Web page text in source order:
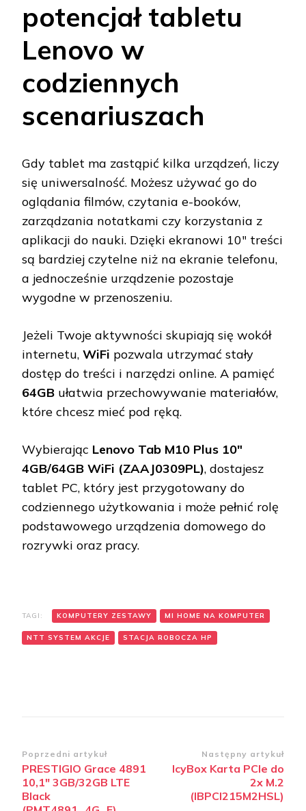
potencjał tabletu
Lenovo w
codziennych
scenariuszach
Gdy tablet ma zastąpić kilka urządzeń, liczy
się uniwersalność. Możesz używać go do
oglądania filmów, czytania e-booków,
zarządzania notatkami czy korzystania z
aplikacji do nauki. Dzięki ekranowi 10" treści
są bardziej czytelne niż na ekranie telefonu,
a jednocześnie urządzenie pozostaje
wygodne w przenoszeniu.
Jeżeli Twoje aktywności skupiają się wokół
internetu, WiFi pozwala utrzymać stały
dostęp do treści i narzędzi online. A pamięć
64GB ułatwia przechowywanie materiałów,
które chcesz mieć pod ręką.
Wybierając Lenovo Tab M10 Plus 10"
4GB/64GB WiFi (ZAAJ0309PL), dostajesz
tablet PC, który jest przygotowany do
codziennego użytkowania i może pełnić rolę
podstawowego urządzenia domowego do
rozrywki oraz pracy.
TAGI: KOMPUTERY ZESTAWY MI HOME NA KOMPUTER
NTT SYSTEM AKCJE STACJA ROBOCZA HP
Zobacz
wpisy
Poprzedni artykuł
PRESTIGIO Grace 4891
10,1″ 3GB/32GB LTE
Black
Następny artykuł
IcyBox Karta PCIe do
2x M.2
(IBPCI215M2HSL)